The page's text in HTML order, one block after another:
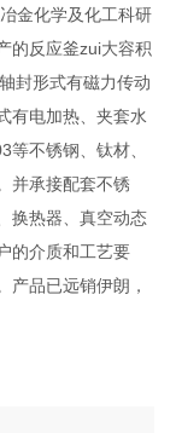
金化学及化工科研
的反应釜zui大容积
封形式有磁力传动
有电加热、夹套水
不锈钢、钛材、
并承接配套不锈
换热器、真空动态
的介质和工艺要
产品已远销伊朗，